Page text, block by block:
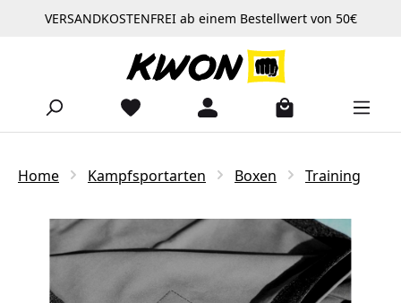
Zum Hauptinhalt springen
VERSANDKOSTENFREI ab einem Bestellwert von 50€
Home Kampfsportarten Boxen Training
Bildergalerie überspringen